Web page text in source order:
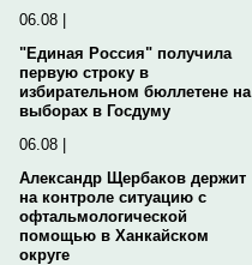
06.08 |
"Единая Россия" получила
первую строку в
избирательном бюллетене на
выборах в Госдуму
06.08 |
Александр Щербаков держит
на контроле ситуацию с
офтальмологической
помощью в Ханкайском
округе